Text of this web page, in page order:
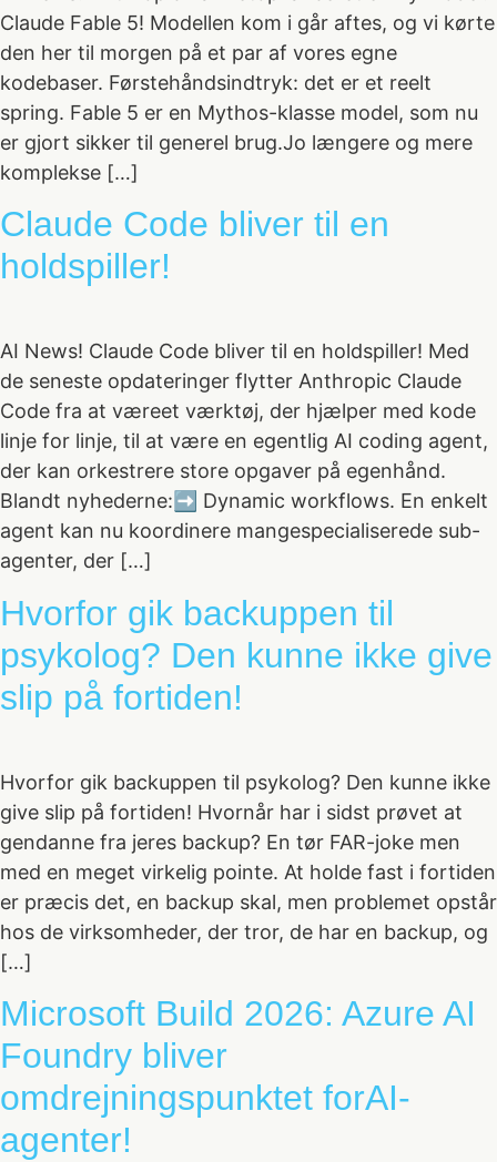
Claude Fable 5! Modellen kom i går aftes, og vi kørte
den her til morgen på et par af vores egne
kodebaser. Førstehåndsindtryk: det er et reelt
spring. Fable 5 er en Mythos-klasse model, som nu
er gjort sikker til generel brug.Jo længere og mere
komplekse […]
Claude Code bliver til en
holdspiller!
AI News! Claude Code bliver til en holdspiller! Med
de seneste opdateringer flytter Anthropic Claude
Code fra at væreet værktøj, der hjælper med kode
linje for linje, til at være en egentlig AI coding agent,
der kan orkestrere store opgaver på egenhånd.
Blandt nyhederne:➡️ Dynamic workflows. En enkelt
agent kan nu koordinere mangespecialiserede sub-
agenter, der […]
Hvorfor gik backuppen til
psykolog? Den kunne ikke give
slip på fortiden!
Hvorfor gik backuppen til psykolog? Den kunne ikke
give slip på fortiden! Hvornår har i sidst prøvet at
gendanne fra jeres backup? En tør FAR-joke men
med en meget virkelig pointe. At holde fast i fortiden
er præcis det, en backup skal, men problemet opstår
hos de virksomheder, der tror, de har en backup, og
[…]
Microsoft Build 2026: Azure AI
Foundry bliver
omdrejningspunktet forAI-
agenter!